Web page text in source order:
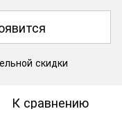
скидки
К сравнению